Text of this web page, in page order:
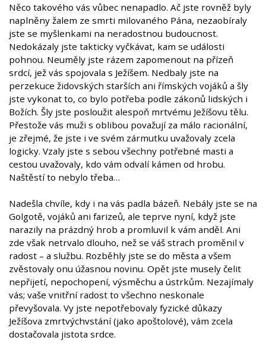
Něco takového vás vůbec nenapadlo. Ač jste rovněž byly
naplněny žalem ze smrti milovaného Pána, nezaobíraly
jste se myšlenkami na neradostnou budoucnost.
Nedokázaly jste takticky vyčkávat, kam se události
pohnou. Neuměly jste rázem zapomenout na přízeň
srdcí, jež vás spojovala s Ježíšem. Nedbaly jste na
perzekuce židovských starších ani římských vojáků a šly
jste vykonat to, co bylo potřeba podle zákonů lidských i
Božích. Šly jste posloužit alespoň mrtvému Ježíšovu tělu.
Přestože vás muži s oblibou považují za málo racionální,
je zřejmé, že jste i ve svém zármutku uvažovaly zcela
logicky. Vzaly jste s sebou všechny potřebné masti a
cestou uvažovaly, kdo vám odvalí kámen od hrobu.
Naštěstí to nebylo třeba…
Nadešla chvíle, kdy i na vás padla bázeň. Nebály jste se na
Golgotě, vojáků ani farizeů, ale teprve nyní, když jste
narazily na prázdný hrob a promluvil k vám anděl. Ani
zde však netrvalo dlouho, než se váš strach proměnil v
radost – a službu. Rozběhly jste se do města a všem
zvěstovaly onu úžasnou novinu. Opět jste musely čelit
nepřijetí, nepochopení, výsměchu a ústrkům. Nezajímaly
vás; vaše vnitřní radost to všechno neskonale
převyšovala. Vy jste nepotřebovaly fyzické důkazy
Ježíšova zmrtvýchvstání (jako apoštolové), vám zcela
dostačovala jistota srdce.